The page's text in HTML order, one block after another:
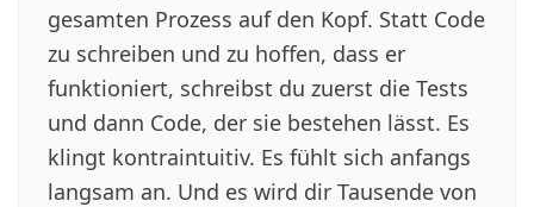
gesamten Prozess auf den Kopf. Statt Code
zu schreiben und zu hoffen, dass er
funktioniert, schreibst du zuerst die Tests
und dann Code, der sie bestehen lässt. Es
klingt kontraintuitiv. Es fühlt sich anfangs
langsam an. Und es wird dir Tausende von